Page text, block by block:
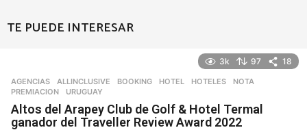
TE PUEDE INTERESAR
3k 97 18
AGENCIAS ALLINCLUSIVE ,BOOKING ,HOTEL ,HOTELES ,NOTA
PREMIACION
,URUGUAY
Altos del Arapey Club de Golf & Hotel Termal
ganador del Traveller Review Award 2022